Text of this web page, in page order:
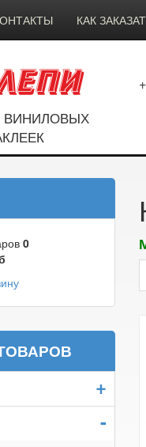
КАК
ВИНИЛОВЫХ
0
+
-